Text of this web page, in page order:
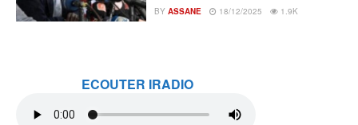
BY ASSANE 18/12/2025 1.9K
ECOUTER IRADIO